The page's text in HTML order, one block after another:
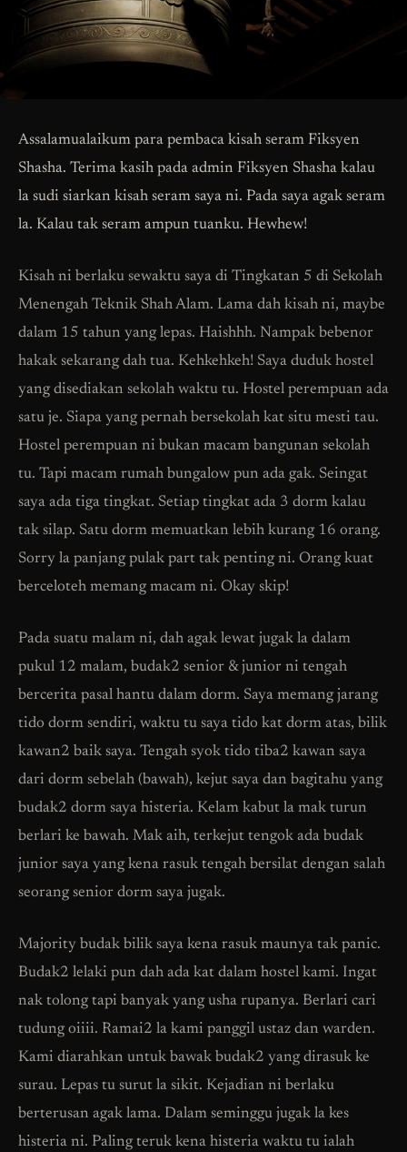
Assalamualaikum para pembaca kisah seram Fiksyen
Shasha. Terima kasih pada admin Fiksyen Shasha kalau
la sudi siarkan kisah seram saya ni. Pada saya agak seram
la. Kalau tak seram ampun tuanku. Hewhew!
Kisah ni berlaku sewaktu saya di Tingkatan 5 di Sekolah
Menengah Teknik Shah Alam. Lama dah kisah ni, maybe
dalam 15 tahun yang lepas. Haishhh. Nampak bebenor
hakak sekarang dah tua. Kehkehkeh! Saya duduk hostel
yang disediakan sekolah waktu tu. Hostel perempuan ada
satu je. Siapa yang pernah bersekolah kat situ mesti tau.
Hostel perempuan ni bukan macam bangunan sekolah
tu. Tapi macam rumah bungalow pun ada gak. Seingat
saya ada tiga tingkat. Setiap tingkat ada 3 dorm kalau
tak silap. Satu dorm memuatkan lebih kurang 16 orang.
Sorry la panjang pulak part tak penting ni. Orang kuat
berceloteh memang macam ni. Okay skip!
Pada suatu malam ni, dah agak lewat jugak la dalam
pukul 12 malam, budak2 senior & junior ni tengah
bercerita pasal hantu dalam dorm. Saya memang jarang
tido dorm sendiri, waktu tu saya tido kat dorm atas, bilik
kawan2 baik saya. Tengah syok tido tiba2 kawan saya
dari dorm sebelah (bawah), kejut saya dan bagitahu yang
budak2 dorm saya histeria. Kelam kabut la mak turun
berlari ke bawah. Mak aih, terkejut tengok ada budak
junior saya yang kena rasuk tengah bersilat dengan salah
seorang senior dorm saya jugak.
Majority budak bilik saya kena rasuk maunya tak panic.
Budak2 lelaki pun dah ada kat dalam hostel kami. Ingat
nak tolong tapi banyak yang usha rupanya. Berlari cari
tudung oiiii. Ramai2 la kami panggil ustaz dan warden.
Kami diarahkan untuk bawak budak2 yang dirasuk ke
surau. Lepas tu surut la sikit. Kejadian ni berlaku
berterusan agak lama. Dalam seminggu jugak la kes
histeria ni. Paling teruk kena histeria waktu tu ialah